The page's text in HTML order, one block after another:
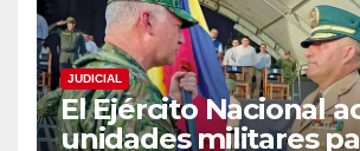
JUDICIAL
El Ejército Nacional
unidades militares